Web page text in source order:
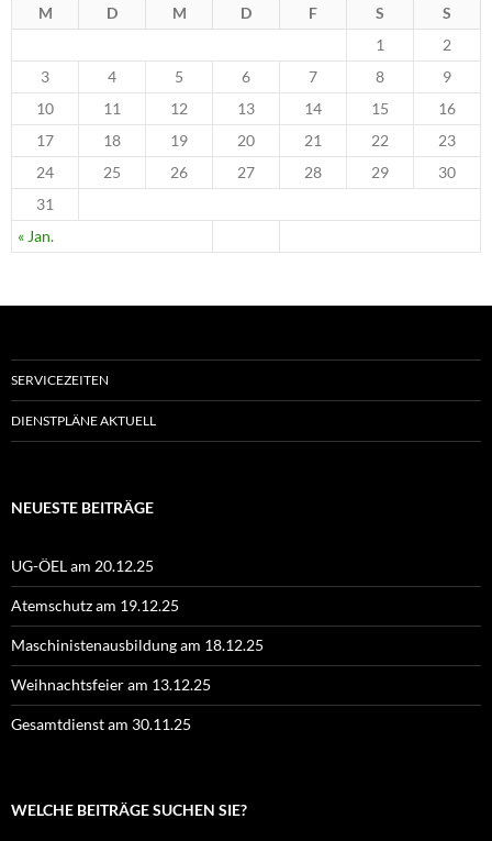
M D M D F S S
« Jan.
1
2
3
4 5 6 7 8
9
10
11 12 13 14 15
16
17
18 19 20 21 22
23
24
25 26 27 28 29
30
31
SERVICEZEITEN
DIENSTPLÄNE AKTUELL
NEUESTE BEITRÄGE
UG-ÖEL am 20.12.25
Atemschutz am 19.12.25
Maschinistenausbildung am 18.12.25
Weihnachtsfeier am 13.12.25
Gesamtdienst am 30.11.25
WELCHE BEITRÄGE SUCHEN SIE?